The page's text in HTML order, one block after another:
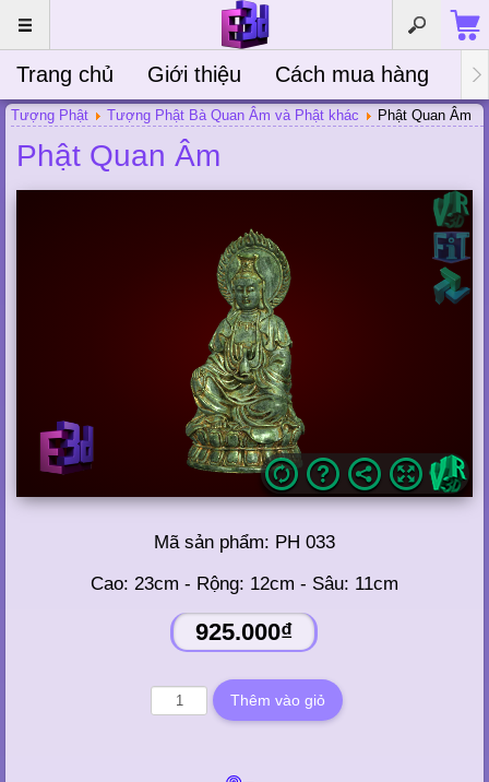
Trang chủ Giới thiệu Cách mua hàng
Tượng Phật Tượng Phật Bà Quan Âm và Phật khác Phật Quan Âm
Phật Quan Âm
Mã sản phẩm: PH 033
Cao: 23cm - Rộng: 12cm - Sâu: 11cm
925.000₫